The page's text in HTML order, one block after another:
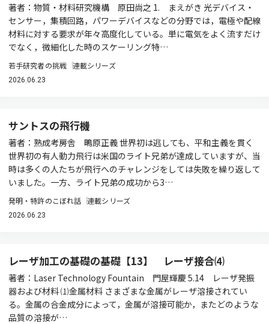
著者：物質・材料研究機構 原田尚之 1. まえがき 光デバイス・
センサー，集積回路，パワーデバイスなどの分野では，電極や配線
材料に対する要求が年々高度化している。単に電気をよく流すだけ
でなく，微細化した時のスケーリング特…
若手研究者の挑戦 連載シリーズ
2026.06.23
サントスの飛行機
著者：熟成考房舎 鴫原正義 世界初は逃しても、平和主義を貫く
世界初の有人動力飛行は米国のライト兄弟が達成していますが、当
時は多くの人たちが飛行へのチャレンジをしては失敗を繰り返して
いました。一方、ライト兄弟の成功から3…
発明・特許のこぼれ話 連載シリーズ
2026.06.23
レーザ加工の基礎の基礎【13】 レーザ接合⑷
著者：Laser Technology Fountain 門屋輝慶 5.14 レーザ発振
器および材料 ⑴金属材料 さまざまな金属がレーザ溶接されてい
る。金属の合金成分によって，金属が溶接可能か，またどのような
品質の溶接が…